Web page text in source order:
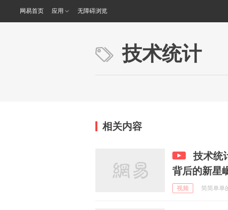
网易首页 应用 无障碍浏览
技术统计
相关内容
技术统
背后的新星
视频 简简单单